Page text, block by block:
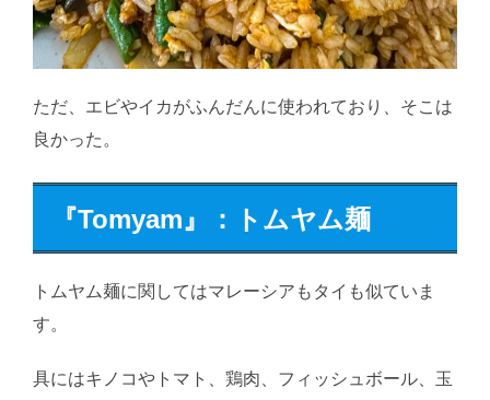
ただ、エビやイカがふんだんに使われており、そこは
良かった。
『Tomyam』：トムヤム麺
トムヤム麺に関してはマレーシアもタイも似ていま
す。
具にはキノコやトマト、鶏肉、フィッシュボール、玉